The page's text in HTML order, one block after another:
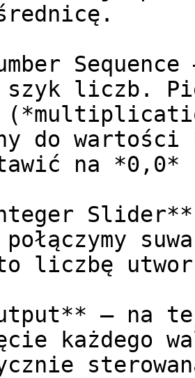
szyk liczb.
do
na *0,0*
Slider**
połączymy
liczbę
— na
każdego